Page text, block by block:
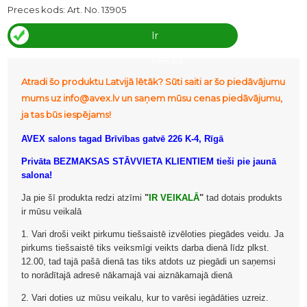
Preces kods:Art. No. 13905
Ir
Atradi šo produktu Latvijā lētāk? Sūti saiti ar šo piedāvājumu
mums uz info@avex.lv un saņem mūsu cenas piedāvājumu,
ja tas būs iespējams!
AVEX salons tagad Brīvības gatvē 226 K-4, Rīgā
Privāta BEZMAKSAS STĀVVIETA KLIENTIEM tieši pie jaunā
salona!
Ja pie šī produkta redzi atzīmi " IR VEIKALĀ" tad dotais produkts
ir mūsu veikalā
1. Vari droši veikt pirkumu tiešsaistē izvēloties piegādes veidu. Ja
pirkums tiešsaistē tiks veiksmīgi veikts darba dienā līdz plkst.
12.00, tad tajā pašā dienā tas tiks atdots uz piegādi un saņemsi
to norādītajā adresē nākamajā vai aiznākamajā dienā
2. Vari doties uz mūsu veikalu, kur to varēsi iegādāties uzreiz.